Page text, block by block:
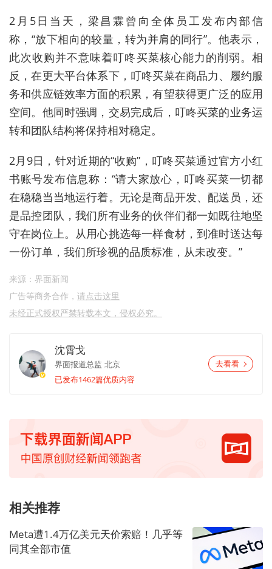
2月5日当天，梁昌霖曾 向全体员工发布内部信
称，“放下相向的较量，转为并肩的同行”。 他表示，
此次收购并不意味着叮咚买菜核心能力的削弱。相
反，在更大平台体系下，叮咚买菜在商品力、履约服
务和供应链效率方面的积累，有望获得更广泛的应用
空间。他同时强调，交易完成后，叮咚买菜的业务运
转和团队结构将保持相对稳定。
2月9日，针对近期的“收购”，叮咚买菜通过官方小红
书账号发布信息称：“请大家放心，叮咚买菜一切都
在稳稳当当地运行着。无论是商品开发、配送员，还
是品控团队，我们所有业务的伙伴们都一如既往地坚
守在岗位上。从用心挑选每一样食材，到准时送达每
一份订单，我们所珍视的品质标准，从未改变。”
来源：界面新闻
广告等商务合作， 请点击这里
未经正式授权严禁转载本文，侵权必究。
沈霄戈
界面报道总监 北京
已发布1462篇优质内容
去看看
相关推荐
Meta遭1.4万亿美元天价索赔！几乎等
同其全部市值